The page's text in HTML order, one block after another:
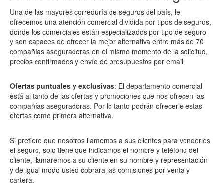
Una de las mayores correduría de seguros del país, le
ofrecemos una atención comercial dividida por tipos de seguros,
donde los comerciales están especializados por tipo de seguro
y son capaces de ofrecer la mejor alternativa entre más de 70
compañías aseguradoras en el mismo momento de la solicitud,
precios confirmados y envío de presupuestos por email.
Ofertas puntuales y exclusivas: El departamento comercial
está al tanto de las ofertas y promociones que nos ofrecen las
compañías aseguradoras. Por lo tanto podrán ofrecerle estas
ofertas como primera alternativa.
Si prefiere que nosotros llamemos a sus clientes para venderles
el seguro, solo tiene que indicarnos el nombre y teléfono del
cliente, llamaremos a su cliente en su nombre y representación
y de igual modo usted cobrara las comisiones por venta y
cartera.